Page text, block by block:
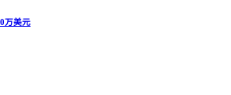
万美元